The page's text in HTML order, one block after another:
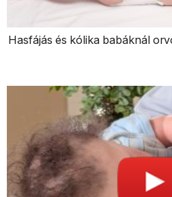
Hasfájás és kólika babáknál